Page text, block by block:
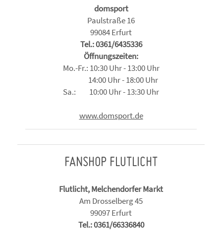
domsport
Paulstraße 16
99084 Erfurt
Tel.: 0361/6435336
Öffnungszeiten:
Mo.-Fr.: 10:30 Uhr - 13:00 Uhr
14:00 Uhr - 18:00 Uhr
Sa.: 10:00 Uhr - 13:30 Uhr
www.domsport.de
FANSHOP FLUTLICHT
Flutlicht, Melchendorfer Markt
Am Drosselberg 45
99097 Erfurt
Tel.: 0361/66336840